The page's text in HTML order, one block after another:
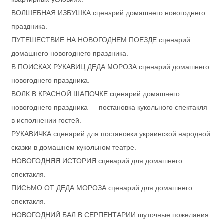
ВОЛШЕБНАЯ ИЗБУШКА сценарий домашнего новогоднего
праздника.
ПУТЕШЕСТВИЕ НА НОВОГОДНЕМ ПОЕЗДЕ сценарий
домашнего новогоднего праздника.
В ПОИСКАХ РУКАВИЦ ДЕДА МОРОЗА сценарий домашнего
новогоднего праздника.
ВОЛК В КРАСНОЙ ШАПОЧКЕ сценарий домашнего
новогоднего праздника — постановка кукольного спектакля
в исполнении гостей.
РУКАВИЧКА сценарий для постановки украинской народной
сказки в домашнем кукольном театре.
НОВОГОДНЯЯ ИСТОРИЯ сценарий для домашнего
спектакля.
ПИСЬМО ОТ ДЕДА МОРОЗА сценарий для домашнего
спектакля.
НОВОГОДНИЙ БАЛ В СЕРПЕНТАРИИ шуточные пожелания